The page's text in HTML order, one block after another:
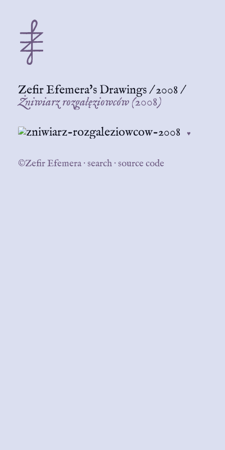
Zefir Efemera's Drawings/2008/
Żniwiarz rozgałęziowców (2008)
♥
©Zefir Efemera ·search ·source code